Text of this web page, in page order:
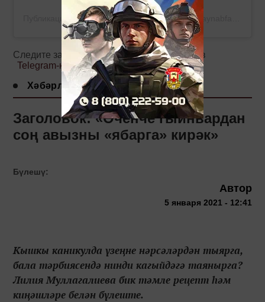
Следите за самым важным и интересным в
Telegram-канале Татмедиа
Хәбәрләр
Заголовок: «Өченче гыйнвардан
соң авызны «ябарга» кирәк»
Бүлешү:
Автор
5 января 2021 - 12:41
Кышкы каникулда үзеңне нәрсәләрдән тыярга,
бала тәрбиясендә нинди кагыйдәгә таянырга?
Лилия Муллагалиева бик тәмле рецепт һәм
киңәшләре белән бүлеште.